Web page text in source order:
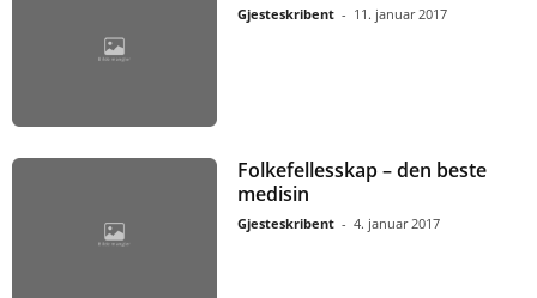
Gjesteskribent - 11. januar 2017
Folkefellesskap – den beste
medisin
Gjesteskribent - 4. januar 2017